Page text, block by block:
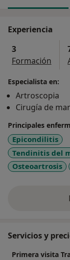
Experiencia
3
Formación
Especialista en:
Artroscopia
Cirugía de
Principales
Epicondilitis
Tendinitis del
Osteoartrosis
Servicios y
Primera visita